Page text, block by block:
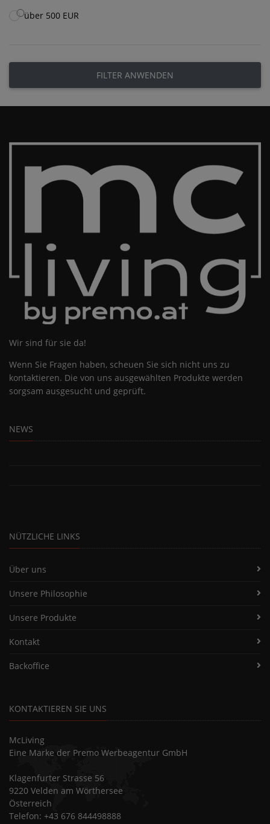
über 500 EUR
FILTER ANWENDEN
Wir sind für sie da!
Wenn Sie Fragen haben, scheuen Sie sich nicht uns zu
kontaktieren. Die von uns ausgewählten Produkte werden
sorgsam ausgesucht und geprüft.
NEWS
NÜTZLICHE LINKS
Über uns
Unsere Philosophie
Unsere Produkte
Kontakt
Backoffice
KONTAKTIEREN SIE UNS
McLiving
Eine Marke der Premo Werbeagentur GmbH
Klagenfurter Strasse 56
9220 Velden am Wörthersee
Österreich
Telefon: +43 676 844498888